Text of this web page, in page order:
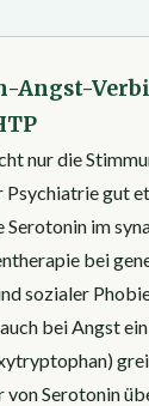
Angst-
nur die
gut
im
bei
sozialer
bei Angst
Serotonin